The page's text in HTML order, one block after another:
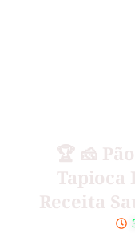
🏆 🧀
Tapioca
Receita